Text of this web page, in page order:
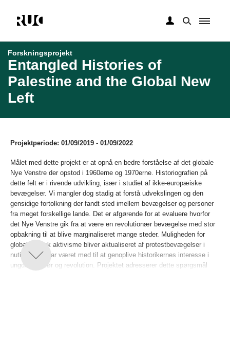
hovedindhold
Forskningsprojekt
Entangled Histories of
Palestine and the Global New
Left
Projektperiode: 01/09/2019 - 01/09/2022
Målet med dette projekt er at opnå en bedre forståelse af det globale
Nye Venstre der opstod i 1960erne og 1970erne. Historiografien på
dette felt er i rivende udvikling, især i studiet af ikke-europæiske
bevægelser. Vi mangler dog stadig at forstå udvekslingen og den
gensidige fortolkning der fandt sted imellem bevægelser og personer
fra meget forskellige lande. Det er afgørende for at evaluere hvorfor
det Nye Venstre gik fra at være en revolutionær bevægelse med stor
opbakning til at blive marginaliseret mange steder. Muligheden for
global politisk aktivisme bliver aktualiseret af protestbevægelser i
nutiden, der har været med til at genoplive historikernes interesse i
ungdomsoprør og revolution. Projektet adresserer dette spørgsmål